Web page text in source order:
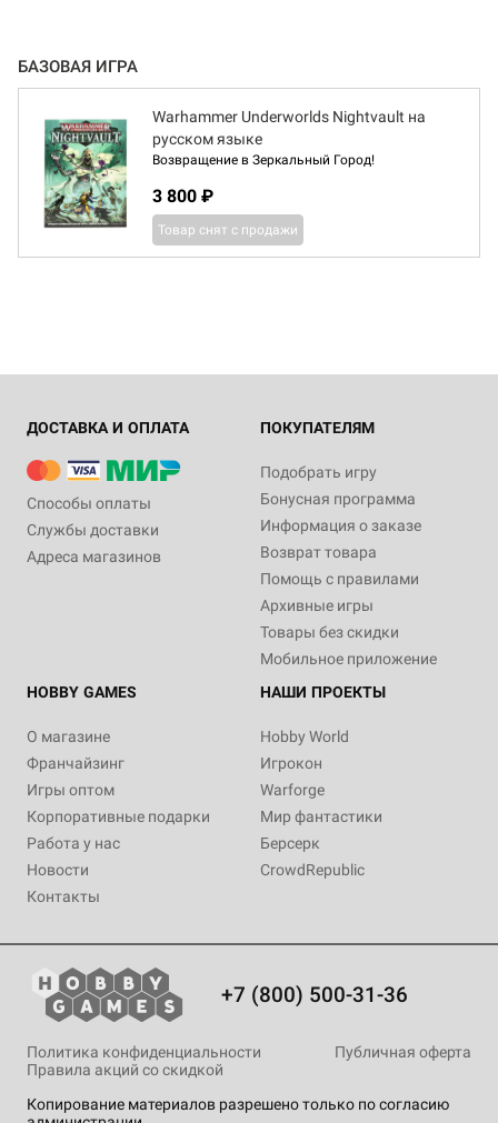
БАЗОВАЯ ИГРА
Warhammer Underworlds Nightvault на
русском языке
Возвращение в Зеркальный Город!
3 800 ₽
Товар снят с продажи
ДОСТАВКА И ОПЛАТА
Способы оплаты
Службы доставки
Адреса магазинов
ПОКУПАТЕЛЯМ
Подобрать игру
Бонусная программа
Информация о заказе
Возврат товара
Помощь с правилами
Архивные игры
Товары без скидки
Мобильное приложение
HOBBY GAMES
О магазине
Франчайзинг
Игры оптом
Корпоративные подарки
Работа у нас
Новости
Контакты
НАШИ ПРОЕКТЫ
Hobby World
Игрокон
Warforge
Мир фантастики
Берсерк
CrowdRepublic
+7 (800) 500-31-36
Копирование материалов разрешено только по согласию
Политика конфиденциальности
Публичная оферта
Правила акций со скидкой